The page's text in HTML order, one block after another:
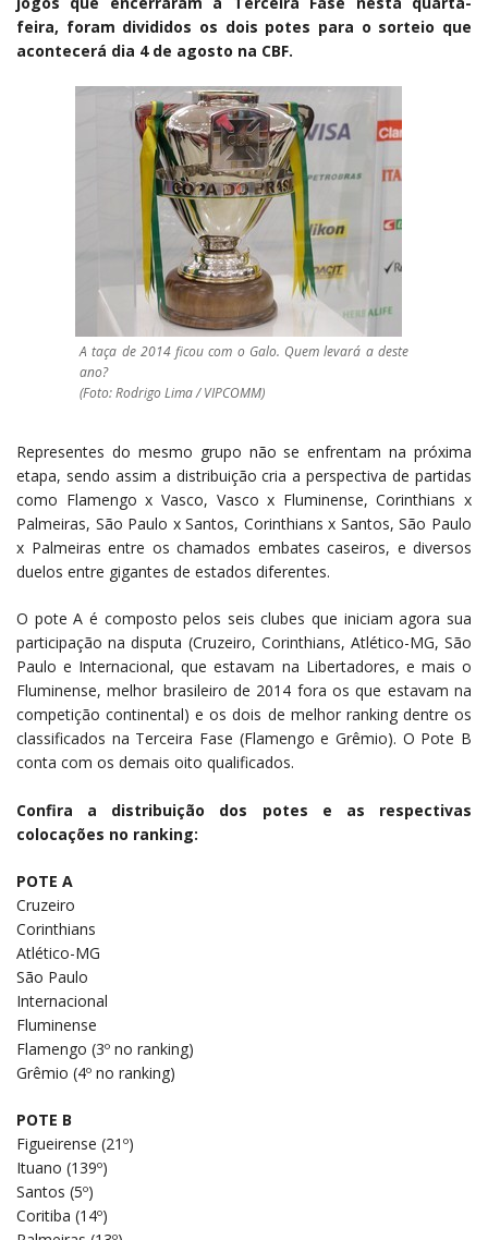
feira, foram divididos os dois potes para o sorteio que
acontecerá dia 4 de agosto na CBF.
A taça de 2014 ficou com o Galo. Quem levará a deste
ano?
(Foto: Rodrigo Lima / VIPCOMM)
Representes do mesmo grupo não se enfrentam na próxima
etapa, sendo assim a distribuição cria a perspectiva de partidas
como Flamengo x Vasco, Vasco x Fluminense, Corinthians x
Palmeiras, São Paulo x Santos, Corinthians x Santos, São Paulo
x Palmeiras entre os chamados embates caseiros, e diversos
duelos entre gigantes de estados diferentes.
O pote A é composto pelos seis clubes que iniciam agora sua
participação na disputa (Cruzeiro, Corinthians, Atlético-MG, São
Paulo e Internacional, que estavam na Libertadores, e mais o
Fluminense, melhor brasileiro de 2014 fora os que estavam na
competição continental) e os dois de melhor ranking dentre os
classificados na Terceira Fase (Flamengo e Grêmio). O Pote B
conta com os demais oito qualificados.
Confira a distribuição dos potes e as respectivas
colocações no ranking:
POTE A
Cruzeiro
Corinthians
Atlético-MG
São Paulo
Internacional
Fluminense
Flamengo (3º no ranking)
Grêmio (4º no ranking)
POTE B
Figueirense (21º)
Ituano (139º)
Santos (5º)
Coritiba (14º)